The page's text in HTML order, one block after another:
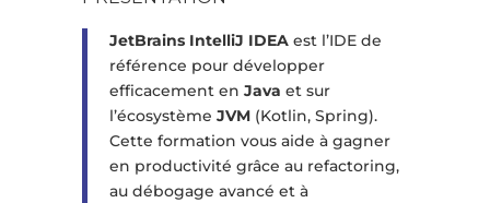
JetBrains IntelliJ IDEAest l’IDE de
référence pour développer
efficacement en Java et sur
l’écosystème JVM(Kotlin, Spring).
Cette formation vous aide à gagner
en productivité grâce au refactoring,
au débogage avancé et à